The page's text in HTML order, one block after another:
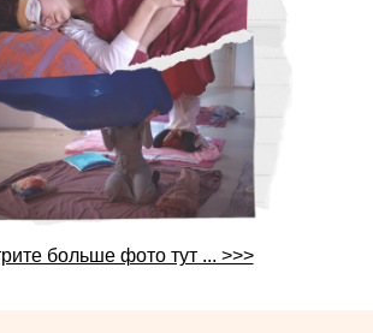
страницу,
фото не отображается
больше фото тут ... >>>